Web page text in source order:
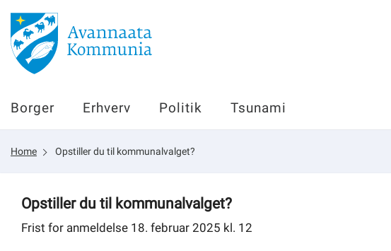
Borger
Erhverv
Politik
Tsunami
Borger Erhverv Politik Tsunami
Home Opstiller du til kommunalvalget?
Opstiller du til kommunalvalget?
Frist for anmeldelse 18. februar 2025 kl. 12